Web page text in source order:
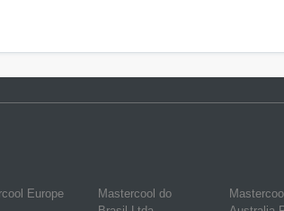
Europe
Mastercool do
Mastercool